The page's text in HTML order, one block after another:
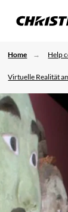
Home Help
Virtuelle Realität